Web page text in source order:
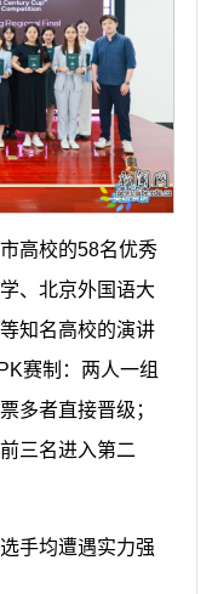
高校的58名优秀
、北京外国语大
知名高校的演讲
赛制：两人一组
多者直接晋级；
三名进入第二
手均遭遇实力强